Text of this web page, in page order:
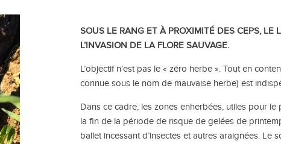
SOUS LE RANG ET À PROXIMITÉ DES CEPS, LE
L’INVASION DE LA FLORE SAUVAGE.
L’objectif n’est pas le « zéro herbe ». Tout en
connue sous le nom de mauvaise herbe) est
Dans ce cadre, les zones enherbées, utiles pour
la fin de la période de risque de gelées de
ballet incessant d’insectes et autres araignées. Le